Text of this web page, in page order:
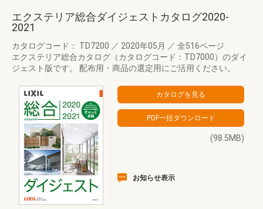
エクステリア総合ダイジェストカタログ2020-
2021
カタログコード： TD7200 ／ 2020年05月 ／ 全516ページ
エクステリア総合カタログ（カタログコード：TD7000）のダイ
ジェスト版です。 配布用・商品の選定用にご活用ください。
(98.5MB)
お知らせ表示